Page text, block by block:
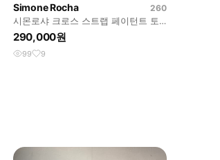
Simone Rocha
260
시몬로샤 크로스 스트랩 페이턴트 토
스니커즈, IT 41(KR 260),
290,000원
99 9